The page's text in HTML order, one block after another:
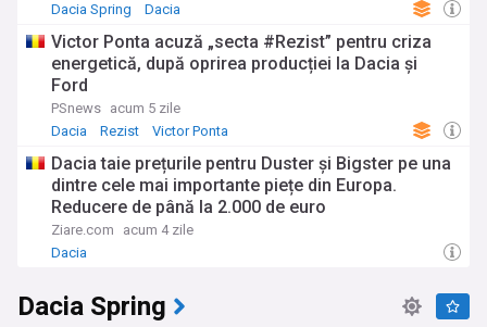
Dacia Spring
Dacia
Victor Ponta acuză „secta #Rezist” pentru criza
energetică, după oprirea producției la Dacia și
Ford
PSnews acum 5 zile
Dacia
Rezist Victor Ponta
Dacia taie prețurile pentru Duster și Bigster pe una
dintre cele mai importante piețe din Europa.
Reducere de până la 2.000 de euro
Ziare.com
acum 4 zile
Dacia
Dacia Spring